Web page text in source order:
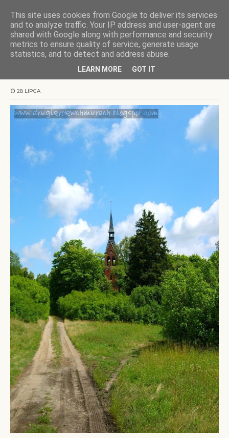
KOCHAMY WARMIĘ
Strona główna urbex Rezerwat Małga
Rezerwat Małga
28 LIPCA
This site uses cookies from Google to deliver its services
and to analyze traffic. Your IP address and user-agent are
shared with Google along with performance and security
metrics to ensure quality of service, generate usage
statistics, and to detect and address abuse.
LEARN MORE GOT IT